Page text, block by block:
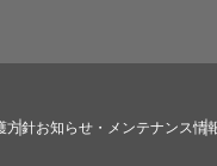
方針お知らせ・メンテナンス情